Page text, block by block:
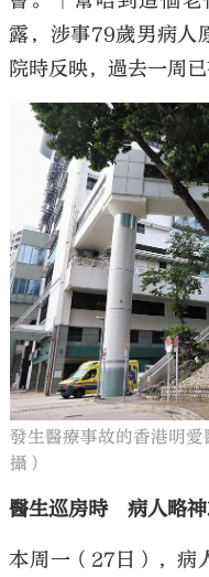
露，涉事79歲男病人
院時反映，過去一周
發生醫療事故的香港明
攝）
醫生巡房時 病人略神
本周一（27日），病